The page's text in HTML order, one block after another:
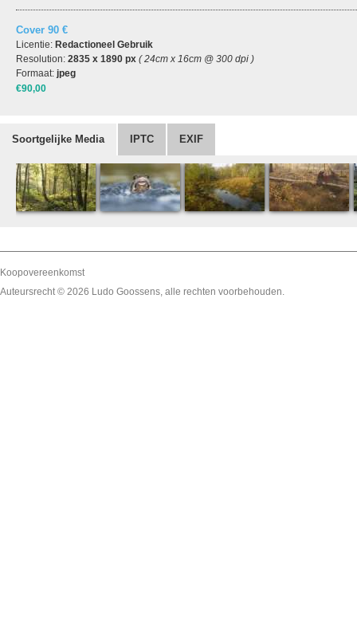
Cover 90 €
Licentie: Redactioneel Gebruik
Resolution: 2835 x 1890 px ( 24cm x 16cm @ 300 dpi )
Formaat: jpeg
€90,00
Soortgelijke Media IPTC EXIF
Koopovereenkomst
Auteursrecht © 2026 Ludo Goossens, alle rechten voorbehouden.